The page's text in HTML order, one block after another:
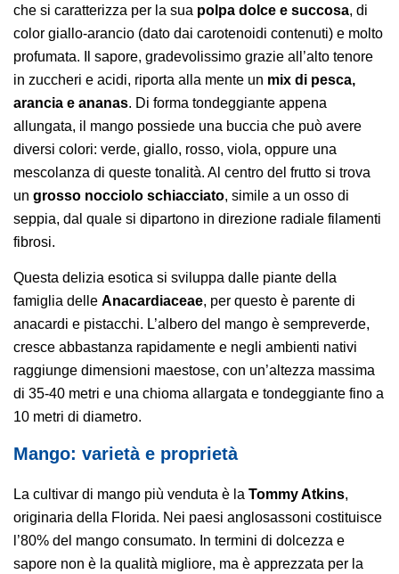
che si caratterizza per la sua polpa dolce e succosa, di
color giallo-arancio (dato dai carotenoidi contenuti) e molto
profumata. Il sapore, gradevolissimo grazie all’alto tenore
in zuccheri e acidi, riporta alla mente un mix di pesca,
arancia e ananas. Di forma tondeggiante appena
allungata, il mango possiede una buccia che può avere
diversi colori: verde, giallo, rosso, viola, oppure una
mescolanza di queste tonalità. Al centro del frutto si trova
un grosso nocciolo schiacciato, simile a un osso di
seppia, dal quale si dipartono in direzione radiale filamenti
fibrosi.
Questa delizia esotica si sviluppa dalle piante della
famiglia delle Anacardiaceae, per questo è parente di
anacardi e pistacchi. L’albero del mango è sempreverde,
cresce abbastanza rapidamente e negli ambienti nativi
raggiunge dimensioni maestose, con un’altezza massima
di 35-40 metri e una chioma allargata e tondeggiante fino a
10 metri di diametro.
Mango: varietà e proprietà
La cultivar di mango più venduta è la Tommy Atkins,
originaria della Florida. Nei paesi anglosassoni costituisce
l’80% del mango consumato. In termini di dolcezza e
sapore non è la qualità migliore, ma è apprezzata per la